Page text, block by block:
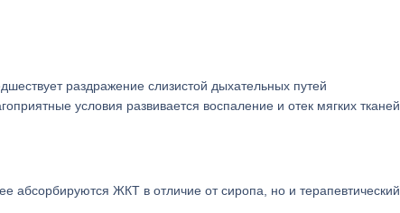
раздражение слизистой дыхательных путей
условия развивается воспаление и отек мягких тканей.
абсорбируются ЖКТ в отличие от сиропа, но и терапевтический